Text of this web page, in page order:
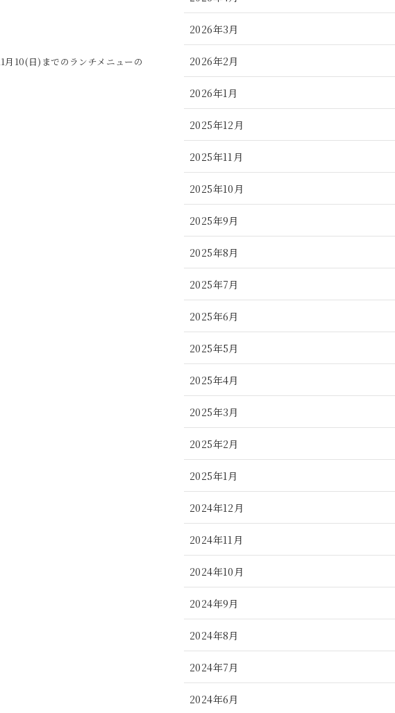
10(日)までのランチメニューの
2026年3月
2026年2月
2026年1月
2025年12月
2025年11月
2025年10月
2025年9月
2025年8月
2025年7月
2025年6月
2025年5月
2025年4月
2025年3月
2025年2月
2025年1月
2024年12月
2024年11月
2024年10月
2024年9月
2024年8月
2024年7月
2024年6月